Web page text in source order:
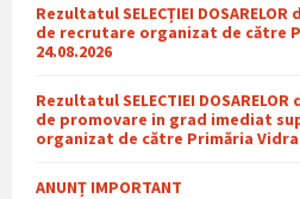
Rezultatul SELECȚIEI
de recrutare organizat de către
24.08.2026
Rezultatul SELECTIEI
de promovare in grad imediat
organizat de către Primăria Vidra
ANUNȚ IMPORTANT